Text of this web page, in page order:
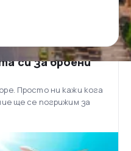
си за броени
Просто ни кажи кога
ще се погрижим за